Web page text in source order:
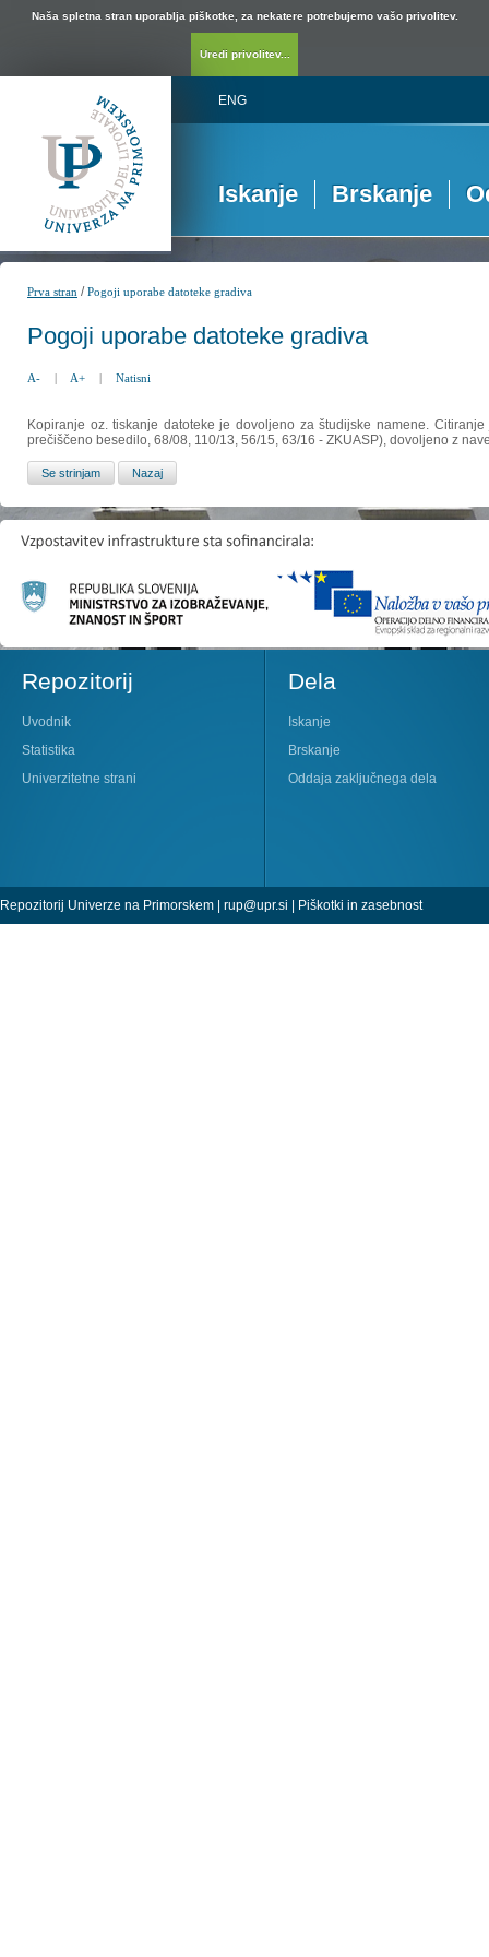
Naša spletna stran uporablja piškotke, za nekatere potrebujemo vašo privolitev.
Uredi privolitev...
ENG
Iskanje Brskanje
Prva stran /Pogoji uporabe datoteke gradiva
Pogoji uporabe datoteke gradiva
A- | A+ | Natisni
Kopiranje oz. tiskanje datoteke je dovoljeno za študijske namene.
prečiščeno besedilo, 68/08, 110/13, 56/15, 63/16 - ZKUASP), dovoljeno z
Repozitorij
Uvodnik
Statistika
Univerzitetne strani
Dela
Iskanje
Brskanje
Oddaja zaključnega dela
Repozitorij Univerze na Primorskem | rup@upr.si | Piškotki in zasebnost